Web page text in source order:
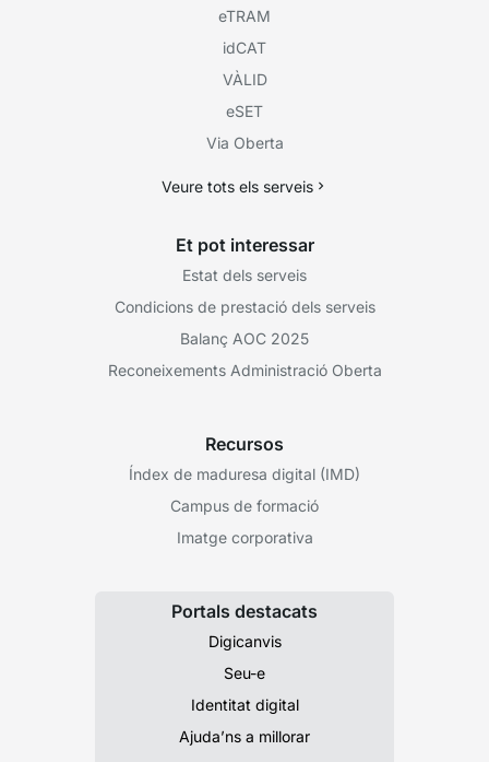
eTRAM
idCAT
VÀLID
eSET
Via Oberta
Veure tots els serveis
Et pot interessar
Estat dels serveis
Condicions de prestació dels serveis
Balanç AOC 2025
Reconeixements Administració Oberta
Recursos
Índex de maduresa digital (IMD)
Campus de formació
Imatge corporativa
Portals destacats
Digicanvis
Seu-e
Identitat digital
Ajuda’ns a millorar